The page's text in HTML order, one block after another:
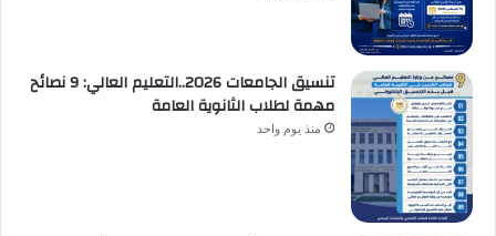
تنسيق الجامعات 2026..التعليم العالي: 9 نصائح
مهمة لطلاب الثانوية العامة
منذ يوم واحد